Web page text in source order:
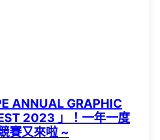
ANNUAL GRAPHIC
2023 」！一年一度
賽又來啦 ~